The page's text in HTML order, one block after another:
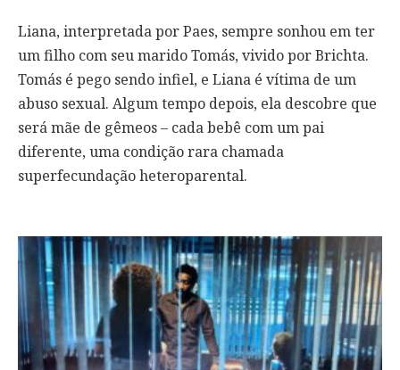
Liana, interpretada por Paes, sempre sonhou em ter
um filho com seu marido Tomás, vivido por Brichta.
Tomás é pego sendo infiel, e Liana é vítima de um
abuso sexual. Algum tempo depois, ela descobre que
será mãe de gêmeos – cada bebê com um pai
diferente, uma condição rara chamada
superfecundação heteroparental.